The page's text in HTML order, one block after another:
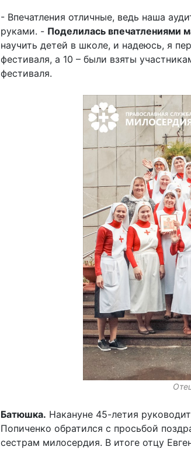
- Впечатления отличные, ведь наша
руками. - Поделилась впечатлениями
научить детей в школе, и надеюсь, я
фестиваля, а 10 – были взяты
фестиваля.
Батюшка. Накануне 45-летия
Попиченко обратился с просьбой
сестрам милосердия. В итоге отцу